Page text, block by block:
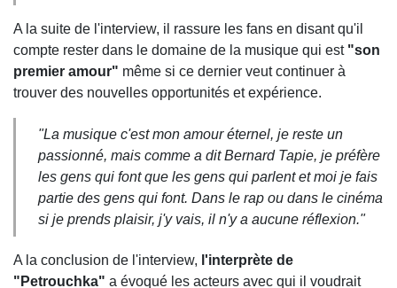
A la suite de l'interview, il rassure les fans en disant qu'il
compte rester dans le domaine de la musique qui est "son
premier amour" même si ce dernier veut continuer à
trouver des nouvelles opportunités et expérience.
"La musique c'est mon amour éternel, je reste un
passionné, mais comme a dit Bernard Tapie, je préfère
les gens qui font que les gens qui parlent et moi je fais
partie des gens qui font. Dans le rap ou dans le cinéma
si je prends plaisir, j'y vais, il n'y a aucune réflexion."
A la conclusion de l'interview, l'interprète de
"Petrouchka" a évoqué les acteurs avec qui il voudrait